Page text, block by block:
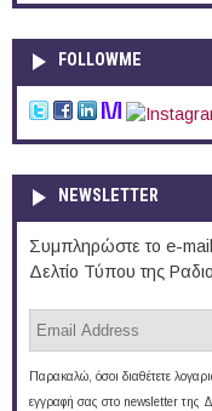
FOLLOWME
NEWSLETTER
Συμπληρώστε το e-mail
Δελτίο Τύπου της
Παρακαλώ, όσοι διαθέτετε
εγγραφή σας στο newsletter της